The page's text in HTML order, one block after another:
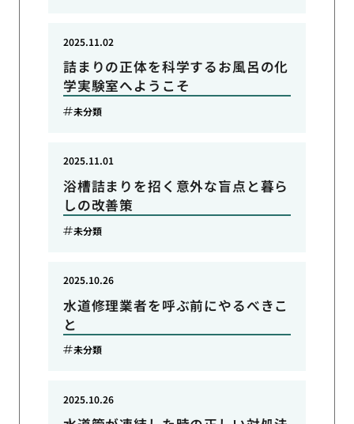
詰まりの正体を科学するお風呂の化
学実験室へようこそ
2025.11.02
未分類
浴槽詰まりを招く意外な盲点と暮ら
しの改善策
2025.11.01
未分類
水道修理業者を呼ぶ前にやるべきこ
と
2025.10.26
未分類
2025.10.26